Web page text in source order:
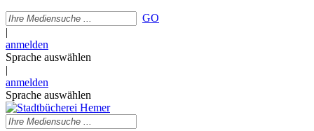
GO
|
anmelden
Sprache auswählen
|
anmelden
Sprache auswählen